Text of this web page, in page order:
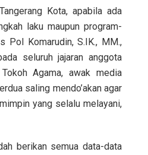
Kota, apabila ada
laku maupun program-
Pol Komarudin, S.IK., MM.,
seluruh jajaran anggota
Agama, awak media
saling mendo’akan agar
yang selalu melayani,
berikan semua data-data